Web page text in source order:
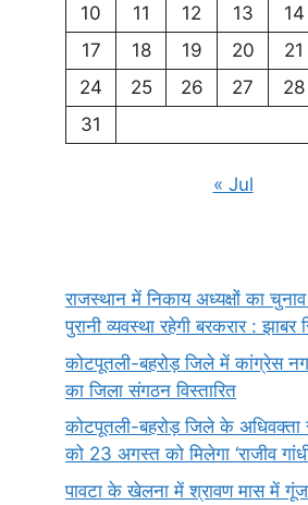
10
11 12 13 14
17
18 19 20 21
24
25 26 27 28
31
« Jul
राजस्थान में निकाय अध्यक्षों का चुनाव
पुरानी व्यवस्था रहेगी बरकरार : झाबर
कोटपूतली-बहरोड़ जिले में कांग्रेस
का जिला संगठन विस्तारित
कोटपूतली-बहरोड़ जिले के अधिवक्ता
को 23 अगस्त को मिलेगा ‘राजीव गांधी
पावटा के खेलना में श्रावण मास में